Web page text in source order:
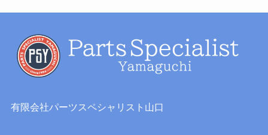
有限会社パーツスペシャリスト山口